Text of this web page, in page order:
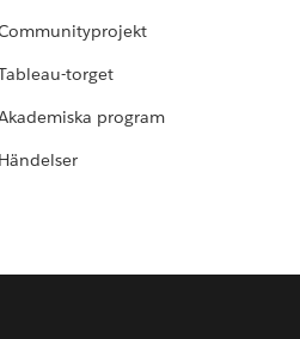
torget
program
Händelser